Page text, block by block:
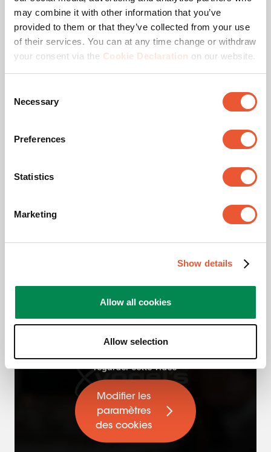
may combine it with other information that you’ve
provided to them or that they’ve collected from your use
of their services. You can at any time change or withdraw
your consent via the Cookie Declaration on our website.
Selection
Necessary
Preferences
Statistics
Marketing
Show details
Allow all cookies
Allow selection
Téléchargements
Instructions de montage
Fiche produit
Vidéo produit
Veuillez accepter les
regarder cette vidéo
Modifier les
paramètres
des cookies